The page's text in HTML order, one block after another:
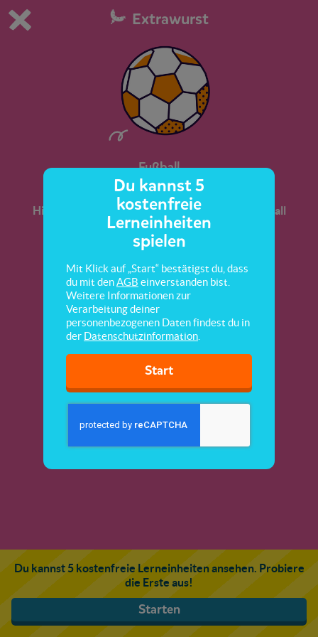
Du spielst die kostenfreie Testversion von scoyo.
Jetzt bestellen
1
Extrawurst
Fußball
Hier lernst du spannende Sachen über den Fußball
kennen.
Du kannst 5 kostenfreie Lerneinheiten ansehen. Probiere
die Erste aus!
Starten
Du kannst 5
kostenfreie
Lerneinheiten
spielen
Mit Klick auf „Start“ bestätigst du, dass
du mit denAGB einverstanden bist.
Weitere Informationen zur
Verarbeitung deiner
personenbezogenen Daten findest du in
der Datenschutzinformation
Start